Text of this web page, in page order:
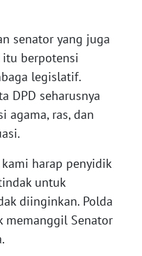
senator yang juga
itu berpotensi
legislatif.
DPD seharusnya
agama, ras, dan
harap penyidik
untuk
diinginkan. Polda
memanggil Senator